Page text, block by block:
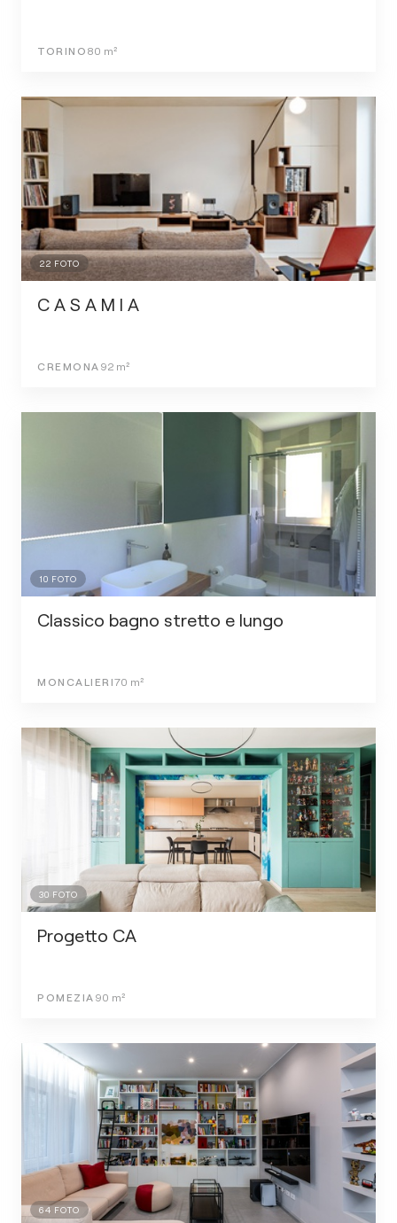
TORINO 80 m²
22 FOTO
C A S A M I A
CREMONA 92m²
10 FOTO
Classico bagno stretto e lungo
MONCALIERI70 m²
30 FOTO
Progetto CA
POMEZIA 90 m²
64 FOTO